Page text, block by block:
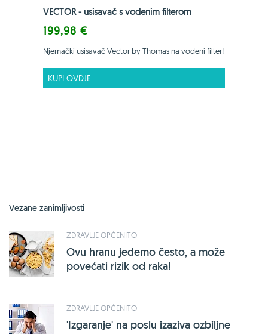
VECTOR - usisavač s vodenim filterom
199,98 €
Njemački usisavač Vector by Thomas na vodeni filter!
KUPI OVDJE
Vezane zanimljivosti
ZDRAVLJE OPĆENITO
Ovu hranu jedemo često, a može
povećati rizik od raka!
ZDRAVLJE OPĆENITO
'Izgaranje' na poslu izaziva ozbiljne